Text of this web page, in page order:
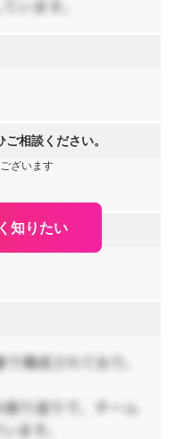
相談ください。
ざいます
知りたい